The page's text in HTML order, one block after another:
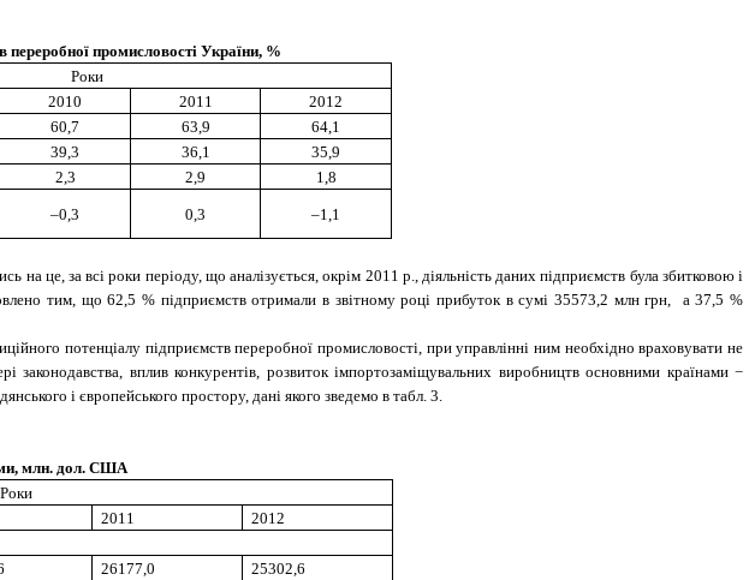
переробної промисловості України, %
Роки
2010 2011
2012
60,7 63,9
64,1
39,3 36,1
35,9
2,3 2,9
1,8
–0,3 0,3 –1,1
це, за всі роки періоду, що аналізується, окрім 2011 р., діяльність даних підприємств була збитковою і
тим, що 62,5 % підприємств отримали в звітному році прибуток в сумі 35573,2 млн грн, а 37,5 %
потенціалу підприємств переробної промисловості, при управлінні ним необхідно враховувати не
вплив конкурентів, розвиток імпортозаміщувальних виробництв основними країнами −
і європейського простору, дані якого зведемо в табл. 3.
млн. дол. США
Роки
2011
2012
26177,0
25302,6